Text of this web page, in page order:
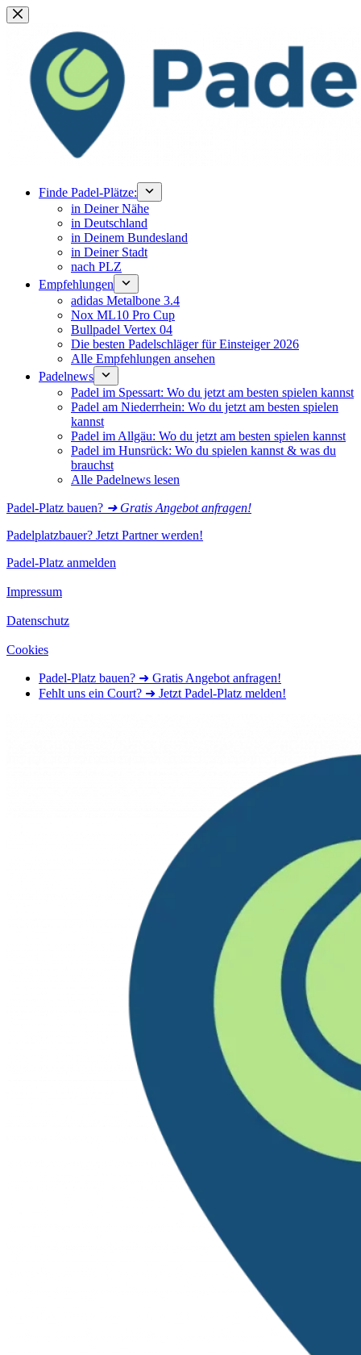
Zum
Inhalt
springen
Finde Padel-Plätze:
in Deiner Nähe
in Deutschland
in Deinem Bundesland
in Deiner Stadt
nach PLZ
Empfehlungen
adidas Metalbone 3.4
Nox ML10 Pro Cup
Bullpadel Vertex 04
Die besten Padelschläger für Einsteiger 2026
Alle Empfehlungen ansehen
Padelnews
Padel im Spessart: Wo du jetzt am besten spielen kannst
Padel am Niederrhein: Wo du jetzt am besten spielen
kannst
Padel im Allgäu: Wo du jetzt am besten spielen kannst
Padel im Hunsrück: Wo du spielen kannst & was du
brauchst
Alle Padelnews lesen
Padel-Platz bauen? ➜ Gratis Angebot anfragen!
Padelplatzbauer? Jetzt Partner werden!
Padel-Platz anmelden
Impressum
Datenschutz
Cookies
Padel-Platz bauen? ➜ Gratis Angebot anfragen!
Fehlt uns ein Court? ➜ Jetzt Padel-Platz melden!